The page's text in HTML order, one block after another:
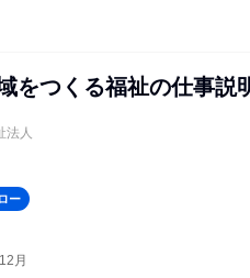
をつくる福祉の仕事説
法人
ー
月